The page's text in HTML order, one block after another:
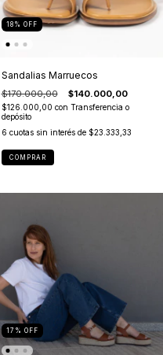
18 % OFF
Sandalias Marruecos
$170.000,00 $140.000,00
$126.000,00 con Transferencia o
depósito
6 cuotas sin interés de $23.333,33
COMPRAR
17 % OFF